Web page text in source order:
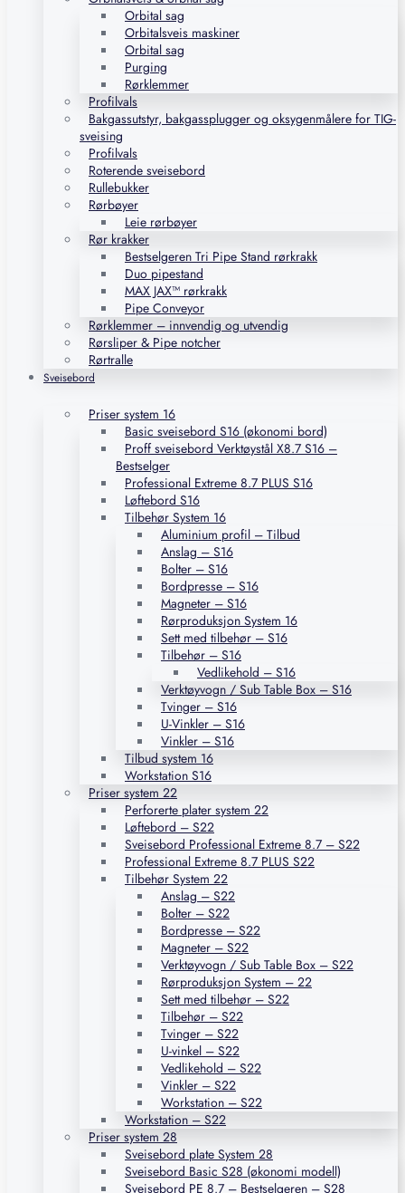
Orbital sag
Orbitalsveis maskiner
Orbital sag
Purging
Rørklemmer
Profilvals
Bakgassutstyr, bakgassplugger og oksygenmålere for TIG-
sveising
Profilvals
Roterende sveisebord
Rullebukker
Rørbøyer
Leie rørbøyer
Rør krakker
Bestselgeren Tri Pipe Stand rørkrakk
Duo pipestand
MAX JAX™ rørkrakk
Pipe Conveyor
Rørklemmer – innvendig og utvendig
Rørsliper & Pipe notcher
Rørtralle
Sveisebord
Priser system 16
Basic sveisebord S16 (økonomi bord)
Proff sveisebord Verktøystål X8.7 S16 –
Bestselger
Professional Extreme 8.7 PLUS S16
Løftebord S16
Tilbehør System 16
Aluminium profil – Tilbud
Anslag – S16
Bolter – S16
Bordpresse – S16
Magneter – S16
Rørproduksjon System 16
Sett med tilbehør – S16
Tilbehør – S16
Vedlikehold – S16
Verktøyvogn / Sub Table Box – S16
Tvinger – S16
U-Vinkler – S16
Vinkler – S16
Tilbud system 16
Workstation S16
Priser system 22
Perforerte plater system 22
Løftebord – S22
Sveisebord Professional Extreme 8.7 – S22
Professional Extreme 8.7 PLUS S22
Tilbehør System 22
Anslag – S22
Bolter – S22
Bordpresse – S22
Magneter – S22
Verktøyvogn / Sub Table Box – S22
Rørproduksjon System – 22
Sett med tilbehør – S22
Tilbehør – S22
Tvinger – S22
U-vinkel – S22
Vedlikehold – S22
Vinkler – S22
Workstation – S22
Workstation – S22
Priser system 28
Sveisebord plate System 28
Sveisebord Basic S28 (økonomi modell)
Sveisebord PE 8.7 – Bestselgeren – S28